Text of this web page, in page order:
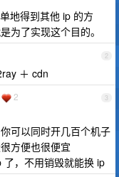
地得到其他 ip 的方
为了实现这个目的。
2
＋ cdn
3
2
可以同时开几百个机子
方便也很便宜
，不用销毁就能换 ip